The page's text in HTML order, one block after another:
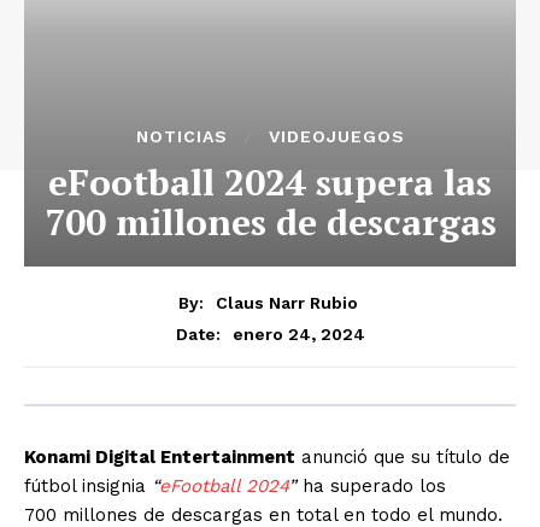
NOTICIAS VIDEOJUEGOS
eFootball 2024 supera las
700 millones de descargas
By:
Claus Narr Rubio
Date:
enero 24, 2024
Konami Digital Entertainment anunció que su título de
fútbol insignia “eFootball 2024”ha superado los
700 millones de descargas en total en todo el mundo.